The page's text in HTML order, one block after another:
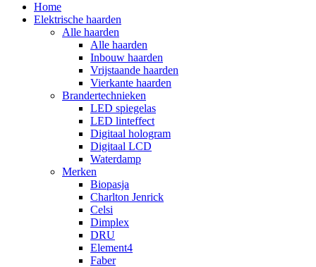
Home
Elektrische haarden
Alle haarden
Alle haarden
Inbouw haarden
Vrijstaande haarden
Vierkante haarden
Brandertechnieken
LED spiegelas
LED linteffect
Digitaal hologram
Digitaal LCD
Waterdamp
Merken
Biopasja
Charlton Jenrick
Celsi
Dimplex
DRU
Element4
Faber